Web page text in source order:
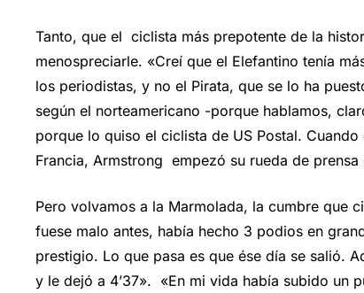
Tanto, que el ciclista más prepotente de la
menospreciarle. «Creí que el Elefantino tenía
los periodistas, y no el Pirata, que se lo ha
según el norteamericano -porque hablamos,
porque lo quiso el ciclista de US Postal.
Francia, Armstrong empezó su rueda de prensa
Pero volvamos a la Marmolada, la cumbre que
fuese malo antes, había hecho 3 podios en
prestigio. Lo que pasa es que ése día se salió.
y le dejó a 4’37». «En mi vida había subido un